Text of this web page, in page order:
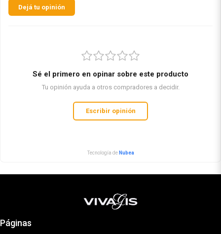
Dejá tu opinión
Sé el primero en opinar sobre este producto
Tu opinión ayuda a otros compradores a decidir.
Escribir opinión
Tecnología de Nubea
Páginas